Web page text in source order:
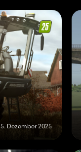
5. Dezember 2025